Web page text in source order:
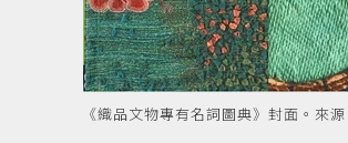
《織品文物專有名詞圖典》封面。來